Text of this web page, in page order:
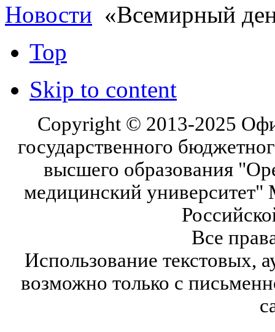
Новости «Всемирный
Top
Skip to content
Copyright © 2013-2025
государственного
высшего образования
медицинский университет"
Все
Использование текстовых,
возможно только с